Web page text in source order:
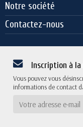
Notre société
Contactez-nous
Inscription à
Vous pouvez vous
informations de contact